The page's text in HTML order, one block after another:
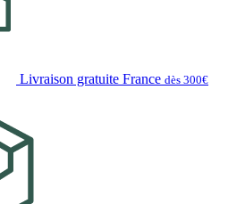
Livraison gratuite France dès 300€